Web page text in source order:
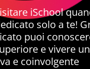
iSchool
solo a te!
puoi
e vivere
e coinvolgente